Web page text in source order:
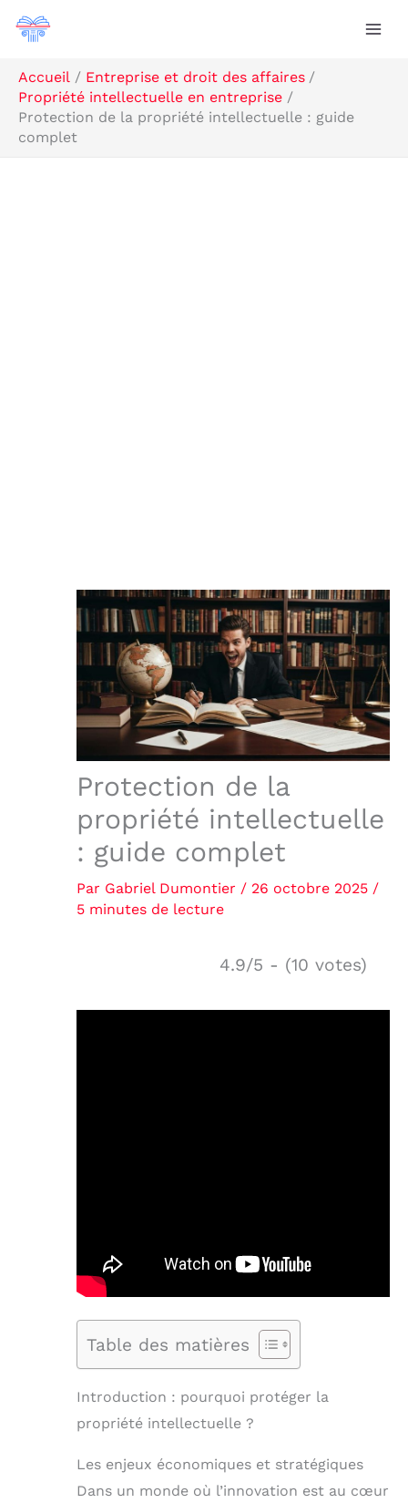
Aller
Accueil
Entreprise et droit des affaires
Propriété intellectuelle en entreprise
Protection de la propriété intellectuelle : guide
complet
Protection de la
propriété intellectuelle
: guide complet
Par Gabriel Dumontier / 26 octobre 2025 /
5 minutes de lecture
4.9/5 - (10 votes)
Table des matières
Introduction : pourquoi protéger la
propriété intellectuelle ?
Les enjeux économiques et stratégiques
Dans un monde où l’innovation est au cœur
Rechercher